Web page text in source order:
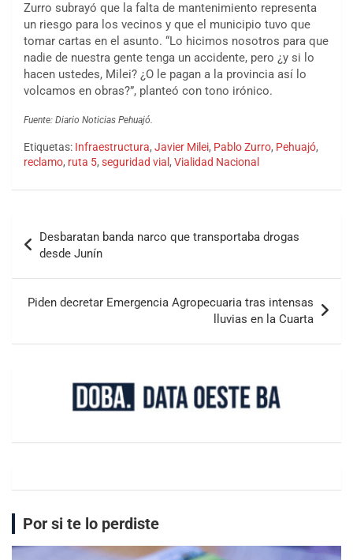
Zurro subrayó que la falta de mantenimiento representa
un riesgo para los vecinos y que el municipio tuvo que
tomar cartas en el asunto. “Lo hicimos nosotros para que
nadie de nuestra gente tenga un accidente, pero ¿y si lo
hacen ustedes, Milei? ¿O le pagan a la provincia así lo
volcamos en obras?”, planteó con tono irónico.
Fuente: Diario Noticias Pehuajó.
Etiquetas: Infraestructura, Javier Milei, Pablo Zurro, Pehuajó,
reclamo, ruta 5, seguridad vial , Vialidad Nacional
Desbaratan banda narco que transportaba drogas
desde Junín
Piden decretar Emergencia Agropecuaria tras intensas
lluvias en la Cuarta
Por si te lo perdiste